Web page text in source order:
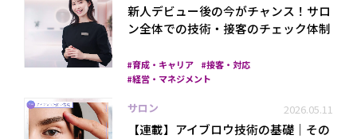
新人デビュー後の今がチャンス！サロ
ン全体での技術・接客のチェック体制
育成・キャリア
接客・対応
経営・マネジメント
サロン 2026.05.11
【連載】アイブロウ技術の基礎｜その